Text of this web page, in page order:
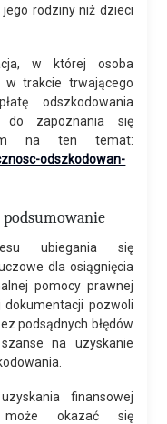
rodziny niż dzieci
w której osoba
w trakcie trwającego
odszkodowania
do zapoznania się
na ten temat:
odszkodowan-
podsumowanie
ubiegania się
dla osiągnięcia
pomocy prawnej
dokumentacji pozwoli
podsądnych błędów
na uzyskanie
finansowej
może okazać się